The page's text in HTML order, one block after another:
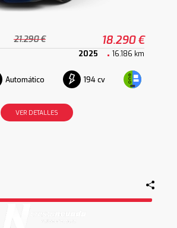
21.290 € 18.290 €
2025 16.186 km
Automático 194 cv
VER DETALLES